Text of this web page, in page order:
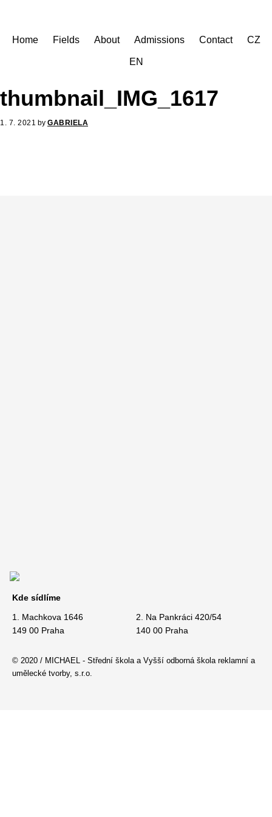
mainHome Fields About Admissions Contact CZ
EN
thumbnail_IMG_1617
1. 7. 2021 by GABRIELA
Kde sídlíme
1. Machkova 1646
149 00 Praha
2. Na Pankráci 420/54
140 00 Praha
© 2020 / MICHAEL - Střední škola a Vyšší odborná škola reklamní a
umělecké tvorby, s.r.o.